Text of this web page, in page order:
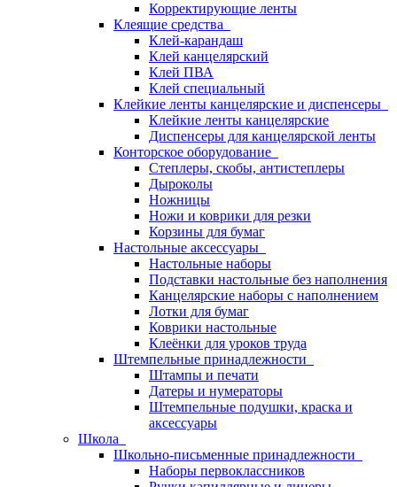
Корректирующие ленты
Клеящие средства
Клей-карандаш
Клей канцелярский
Клей ПВА
Клей специальный
Клейкие ленты канцелярские и диспенсеры
Клейкие ленты канцелярские
Диспенсеры для канцелярской ленты
Конторское оборудование
Степлеры, скобы, антистеплеры
Дыроколы
Ножницы
Ножи и коврики для резки
Корзины для бумаг
Настольные аксессуары
Настольные наборы
Подставки настольные без наполнения
Канцелярские наборы с наполнением
Лотки для бумаг
Коврики настольные
Клеёнки для уроков труда
Штемпельные принадлежности
Штампы и печати
Датеры и нумераторы
Штемпельные подушки, краска и
аксессуары
Школа
Школьно-письменные принадлежности
Наборы первоклассников